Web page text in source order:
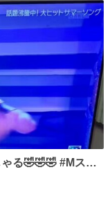
る🤣🤣🤣 #Mステ